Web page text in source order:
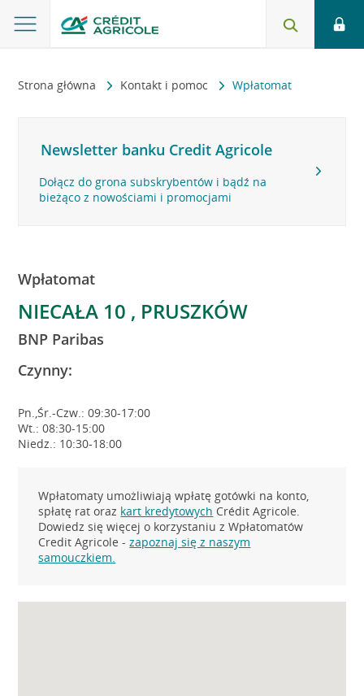
Strona główna Kontakt i pomoc Wpłatomat
Newsletter banku Credit Agricole
Dołącz do grona subskrybentów i bądź na
bieżąco z nowościami i promocjami
Wpłatomat
NIECAŁA 10 , PRUSZKÓW
BNP Paribas
Czynny:
Pn.,Śr.-Czw.: 09:30-17:00
Wt.: 08:30-15:00
Niedz.: 10:30-18:00
Wpłatomaty umożliwiają wpłatę gotówki na konto,
spłatę rat oraz kart kredytowych Crédit Agricole.
Dowiedz się więcej o korzystaniu z Wpłatomatów
Credit Agricole -zapoznaj się z naszym
samouczkiem.